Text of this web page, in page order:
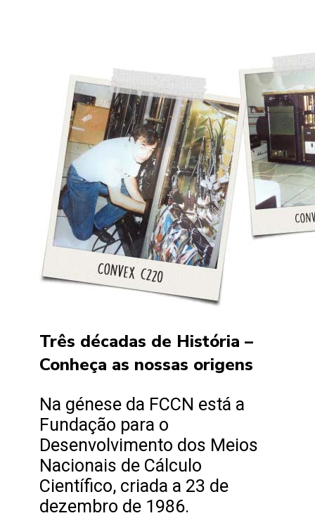
Três décadas de História –
Conheça as nossas origens
Na génese da FCCN está a
Fundação para o
Desenvolvimento dos Meios
Nacionais de Cálculo
Científico, criada a 23 de
dezembro de 1986.